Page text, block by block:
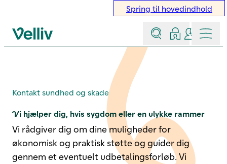
Spring til hovedindhold
Velliv startside
Søg Log indKontakt
Menu
Sundhed og skade
Vi hjælper dig, hvis sygdom eller en ulykke rammer
Kontakt sundhed og skade
Vi rådgiver dig om dine muligheder for
økonomisk og praktisk støtte og guider dig
gennem et eventuelt udbetalingsforløb. Vi